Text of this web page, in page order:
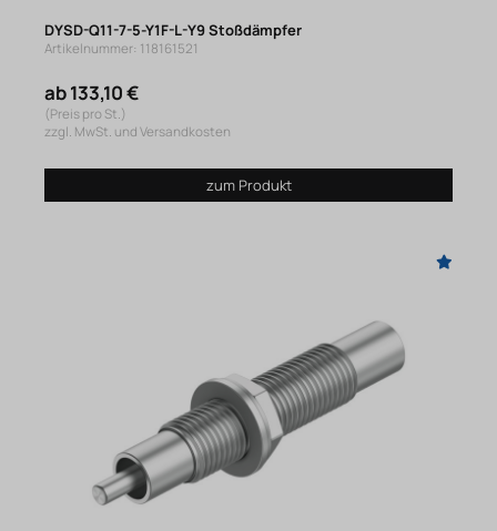
DYSD-Q11-7-5-Y1F-L-Y9 Stoßdämpfer
Artikelnummer: 118161521
ab 133,10 €
(Preis pro St.)
zzgl. MwSt. und Versandkosten
zum Produkt